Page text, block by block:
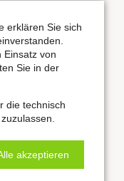
erklären Sie sich
Einsatz von
Sie in der
die technisch
akzeptieren